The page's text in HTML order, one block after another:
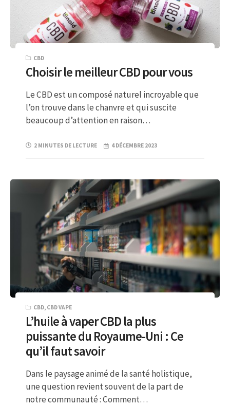
CBD
Choisir le meilleur CBD pour vous
Le CBD est un composé naturel incroyable que
l’on trouve dans le chanvre et qui suscite
beaucoup d’attention en raison…
2 MINUTES DE LECTURE 4 DÉCEMBRE 2023
CBD, CBD VAPE
L’huile à vaper CBD la plus
puissante du Royaume-Uni : Ce
qu’il faut savoir
Dans le paysage animé de la santé holistique,
une question revient souvent de la part de
notre communauté : Comment…